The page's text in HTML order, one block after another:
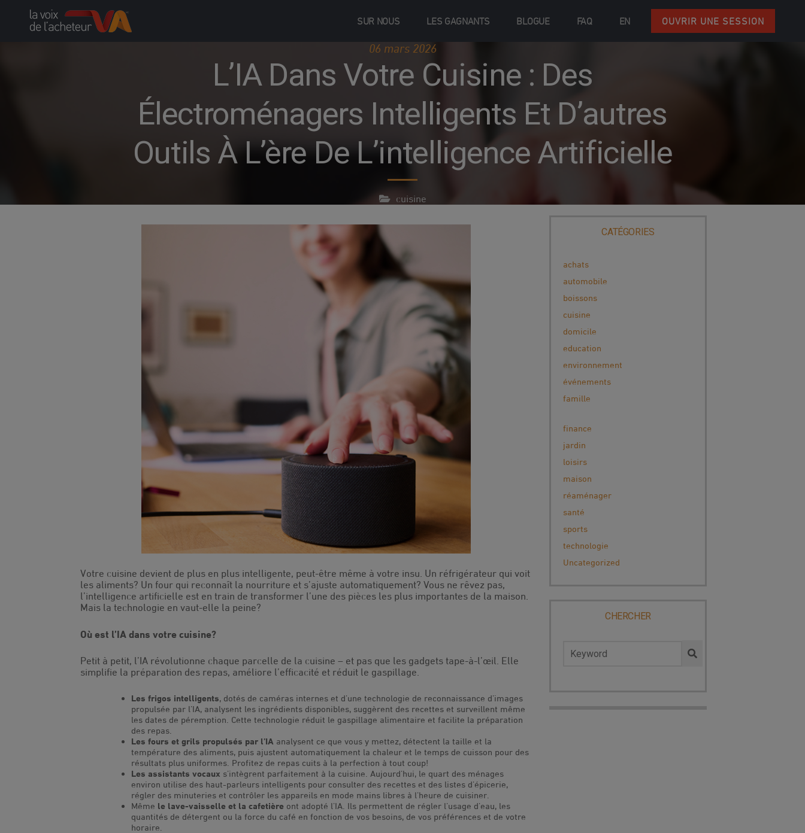
SUR NOUS LES GAGNANTS BLOGUE FAQ EN OUVRIR UNE SESSION
06 mars 2026
L’IA Dans Votre Cuisine : Des
Électroménagers Intelligents Et D’autres
Outils À L’ère De L’intelligence Artificielle
cuisine
Votre cuisine devient de plus en plus intelligente, peut-être même à votre insu. Un réfrigérateur qui voit
les aliments? Un four qui reconnaît la nourriture et s’ajuste automatiquement? Vous ne rêvez pas,
l’intelligence artificielle est en train de transformer l’une des pièces les plus importantes de la maison.
Mais la technologie en vaut-elle la peine?
Où est l’IA dans votre cuisine?
Petit à petit, l’IA révolutionne chaque parcelle de la cuisine – et pas que les gadgets tape-à-l’œil. Elle
simplifie la préparation des repas, améliore l’efficacité et réduit le gaspillage.
Les frigos intelligents, dotés de caméras internes et d’une technologie de reconnaissance d’images
propulsée par l’IA, analysent les ingrédients disponibles, suggèrent des recettes et surveillent même
les dates de péremption. Cette technologie réduit le gaspillage alimentaire et facilite la préparation
des repas.
Les fours et grils propulsés par l’IA analysent ce que vous y mettez, détectent la taille et la
température des aliments, puis ajustent automatiquement la chaleur et le temps de cuisson pour des
résultats plus uniformes. Profitez de repas cuits à la perfection à tout coup!
Les assistants vocaux s’intègrent parfaitement à la cuisine. Aujourd’hui, le quart des ménages
environ utilise des haut-parleurs intelligents pour consulter des recettes et des listes d’épicerie,
régler des minuteries et contrôler les appareils en mode mains libres à l’heure de cuisiner.
Même le lave-vaisselle et la cafetière ont adopté l’IA. Ils permettent de régler l’usage d’eau, les
quantités de détergent ou la force du café en fonction de vos besoins, de vos préférences et de votre
horaire.
CATÉGORIES
achats
automobile
boissons
cuisine
domicile
education
environnement
événements
famille
finance
jardin
loisirs
maison
réaménager
santé
sports
technologie
Uncategorized
CHERCHER